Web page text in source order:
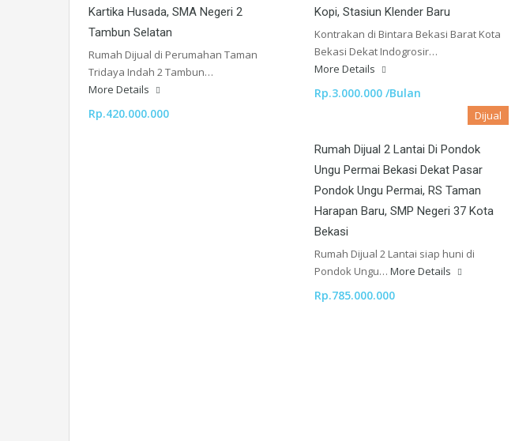
Kartika Husada, SMA Negeri 2
Tambun Selatan
Rumah Dijual di Perumahan Taman
Tridaya Indah 2 Tambun…
More Details
Rp.420.000.000
Kopi, Stasiun Klender Baru
Kontrakan di Bintara Bekasi Barat Kota
Bekasi Dekat Indogrosir…
More Details
Rp.3.000.000 /Bulan
Dijual
Rumah Dijual 2 Lantai Di Pondok
Ungu Permai Bekasi Dekat Pasar
Pondok Ungu Permai, RS Taman
Harapan Baru, SMP Negeri 37 Kota
Bekasi
Rumah Dijual 2 Lantai siap huni di
Pondok Ungu… More Details
Rp.785.000.000